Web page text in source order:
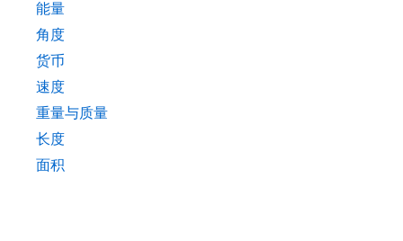
能量
角度
货币
速度
重量与质量
长度
面积